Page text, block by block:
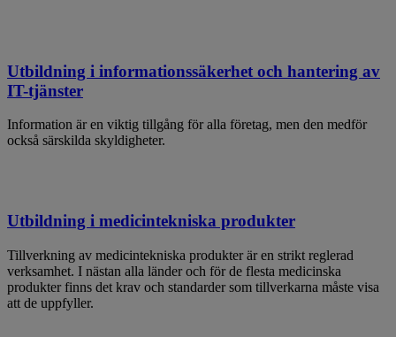
Utbildning i informationssäkerhet och hantering av
IT-tjänster
Information är en viktig tillgång för alla företag, men den medför
också särskilda skyldigheter.
Utbildning i medicintekniska produkter
Tillverkning av medicintekniska produkter är en strikt reglerad
verksamhet. I nästan alla länder och för de flesta medicinska
produkter finns det krav och standarder som tillverkarna måste visa
att de uppfyller.